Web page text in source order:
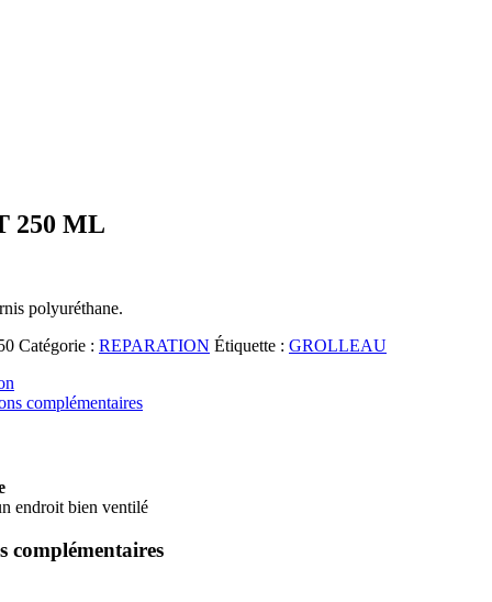
250 ML
polyuréthane.
Catégorie : REPARATION Étiquette : GROLLEAU
complémentaires
endroit bien ventilé
complémentaires